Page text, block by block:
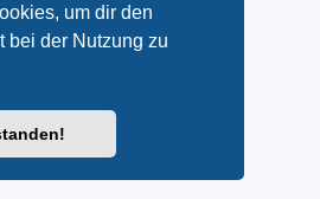
um dir den
bei der Nutzung zu